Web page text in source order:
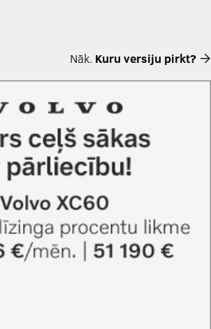
Nāk. Kuru versiju pirkt?